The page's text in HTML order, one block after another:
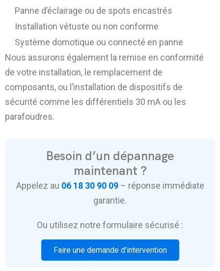
Panne d’éclairage ou de spots encastrés
Installation vétuste ou non conforme
Système domotique ou connecté en panne
Nous assurons également la remise en conformité
de votre installation, le remplacement de
composants, ou l’installation de dispositifs de
sécurité comme les différentiels 30 mA ou les
parafoudres.
Besoin d’un dépannage
maintenant ?
Appelez au 06 18 30 90 09– réponse immédiate
garantie.
Ou utilisez notre formulaire sécurisé :
Faire une demande d’intervention